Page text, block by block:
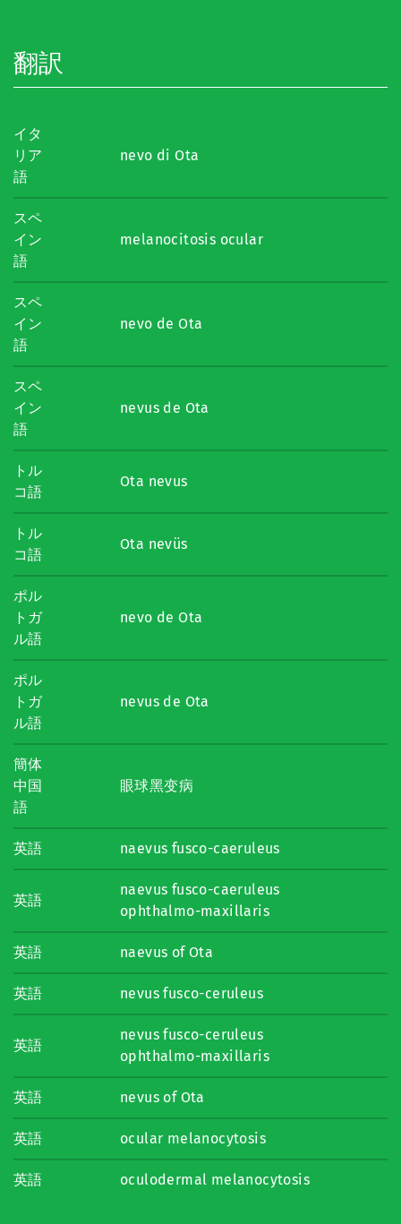
翻訳
イタ
リア
語
nevo di Ota
スペ
イン
語
melanocitosis ocular
スペ
イン
語
nevo de Ota
スペ
イン
語
nevus de Ota
トル
コ語
Ota nevus
トル
コ語
Ota nevüs
ポル
トガ
ル語
nevo de Ota
ポル
トガ
ル語
nevus de Ota
簡体
中国
語
眼球黑变病
英語 naevus fusco-caeruleus
英語
naevus fusco-caeruleus
ophthalmo-maxillaris
英語 naevus of Ota
英語 nevus fusco-ceruleus
英語
nevus fusco-ceruleus
ophthalmo-maxillaris
英語 nevus of Ota
英語 ocular melanocytosis
英語 oculodermal melanocytosis